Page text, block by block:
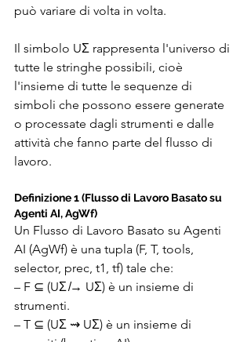
può variare di volta in volta.
Il simbolo UΣ rappresenta l'universo di
tutte le stringhe possibili, cioè
l'insieme di tutte le sequenze di
simboli che possono essere generate
o processate dagli strumenti e dalle
attività che fanno parte del flusso di
lavoro.
Definizione 1 (Flusso di Lavoro Basato su
Agenti AI, AgWf)
Un Flusso di Lavoro Basato su Agenti
AI (AgWf) è una tupla (F, T, tools,
selector, prec, t1, tf) tale che:
– F ⊆ (UΣ ̸→ UΣ) è un insieme di
strumenti.
– T ⊆ (UΣ ⇝ UΣ) è un insieme di